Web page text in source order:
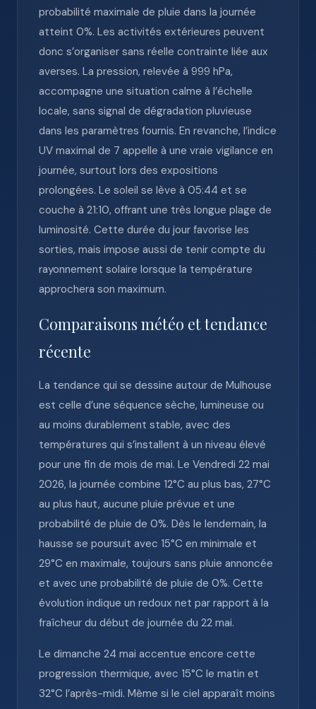
probabilité maximale de pluie dans la journée
atteint 0%. Les activités extérieures peuvent
donc s’organiser sans réelle contrainte liée aux
averses. La pression, relevée à 999 hPa,
accompagne une situation calme à l’échelle
locale, sans signal de dégradation pluvieuse
dans les paramètres fournis. En revanche, l’indice
UV maximal de 7 appelle à une vraie vigilance en
journée, surtout lors des expositions
prolongées. Le soleil se lève à 05:44 et se
couche à 21:10, offrant une très longue plage de
luminosité. Cette durée du jour favorise les
sorties, mais impose aussi de tenir compte du
rayonnement solaire lorsque la température
approchera son maximum.
Comparaisons météo et tendance
récente
La tendance qui se dessine autour de Mulhouse
est celle d’une séquence sèche, lumineuse ou
au moins durablement stable, avec des
températures qui s’installent à un niveau élevé
pour une fin de mois de mai. Le Vendredi 22 mai
2026, la journée combine 12°C au plus bas, 27°C
au plus haut, aucune pluie prévue et une
probabilité de pluie de 0%. Dès le lendemain, la
hausse se poursuit avec 15°C en minimale et
29°C en maximale, toujours sans pluie annoncée
et avec une probabilité de pluie de 0%. Cette
évolution indique un redoux net par rapport à la
fraîcheur du début de journée du 22 mai.
Le dimanche 24 mai accentue encore cette
progression thermique, avec 15°C le matin et
32°C l’après-midi. Même si le ciel apparaît moins